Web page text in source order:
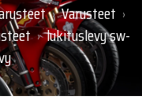
› Varusteet ›
› lukituslevy sw-